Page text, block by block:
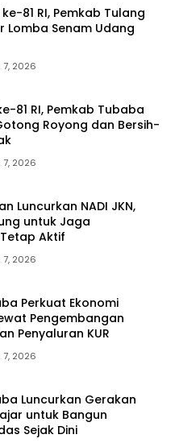
81 RI, Pemkab Tulang
Lomba Senam Udang
2026
81 RI, Pemkab Tubaba
Royong dan Bersih-
2026
Luncurkan NADI JKN,
untuk Jaga
Aktif
2026
Perkuat Ekonomi
Pengembangan
Penyaluran KUR
2026
Luncurkan Gerakan
untuk Bangun
Sejak Dini